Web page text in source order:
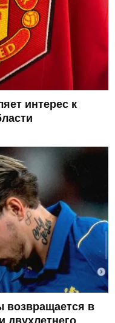
интерес к
возвращается в
двухлетнего